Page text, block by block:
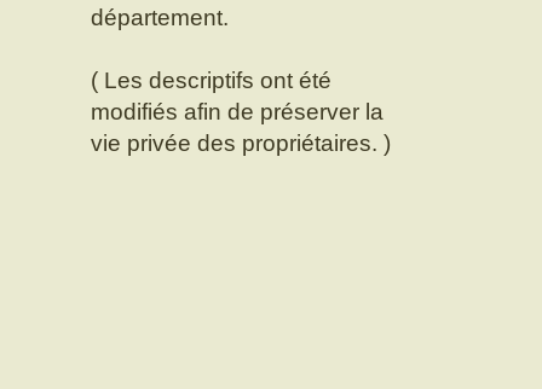
département.
( Les descriptifs ont été
modifiés afin de préserver la
vie privée des propriétaires. )